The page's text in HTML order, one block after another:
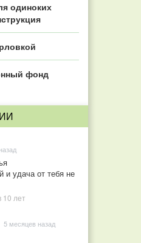
одиноких
фонд
и удача от тебя не
10 лет
5 месяцев назад